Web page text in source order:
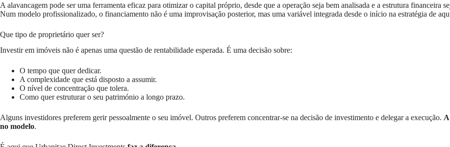
A alavancagem pode ser uma ferramenta eficaz para otimizar o capital próprio, desde que a operação seja bem analisada e a estrutura financeira
Num modelo profissionalizado, o financiamento não é uma improvisação posterior, mas uma variável integrada desde o início na estratégia de
Que tipo de proprietário quer ser?
Investir em imóveis não é apenas uma questão de rentabilidade esperada. É uma decisão sobre:
O tempo que quer dedicar.
A complexidade que está disposto a assumir.
O nível de concentração que tolera.
Como quer estruturar o seu património a longo prazo.
Alguns investidores preferem gerir pessoalmente o seu imóvel. Outros preferem concentrar-se na decisão de investimento e delegar a execução.
no modelo.